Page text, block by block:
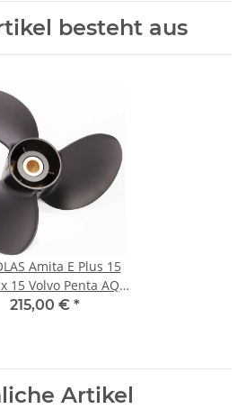
besteht aus
Amita E Plus 15
15 Volvo Penta AQ
Nabe 17 Zähnen
215,00 € *
Artikel